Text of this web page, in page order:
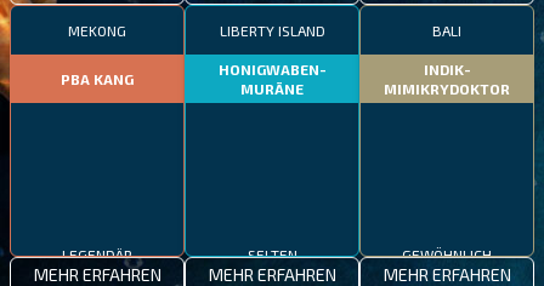
MEKONG
PBA KANG
LEGENDÄR
MEHR ERFAHREN
LIBERTY ISLAND
HONIGWABEN-
MURÄNE
SELTEN
MEHR ERFAHREN
BALI
INDIK-
MIMIKRYDOKTOR
GEWÖHNLICH
MEHR ERFAHREN